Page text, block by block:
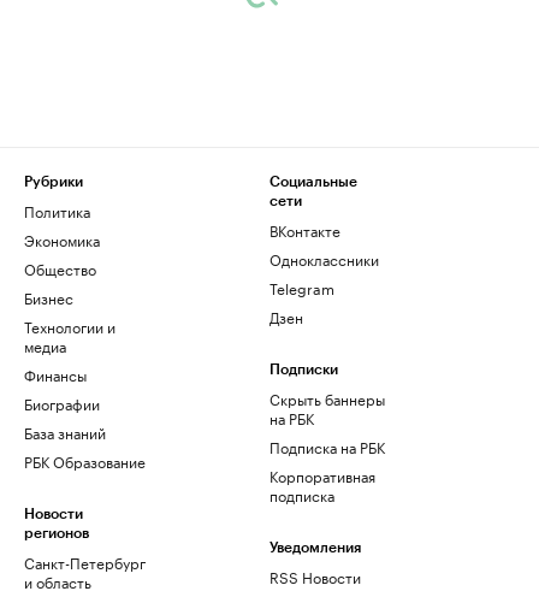
Рубрики
Политика
Экономика
Общество
Бизнес
Технологии и
медиа
Финансы
Биографии
База знаний
РБК Образование
Новости
регионов
Санкт-Петербург
и область
Социальные
сети
ВКонтакте
Одноклассники
Telegram
Дзен
Подписки
Скрыть баннеры
на РБК
Подписка на РБК
Корпоративная
подписка
Уведомления
RSS Новости